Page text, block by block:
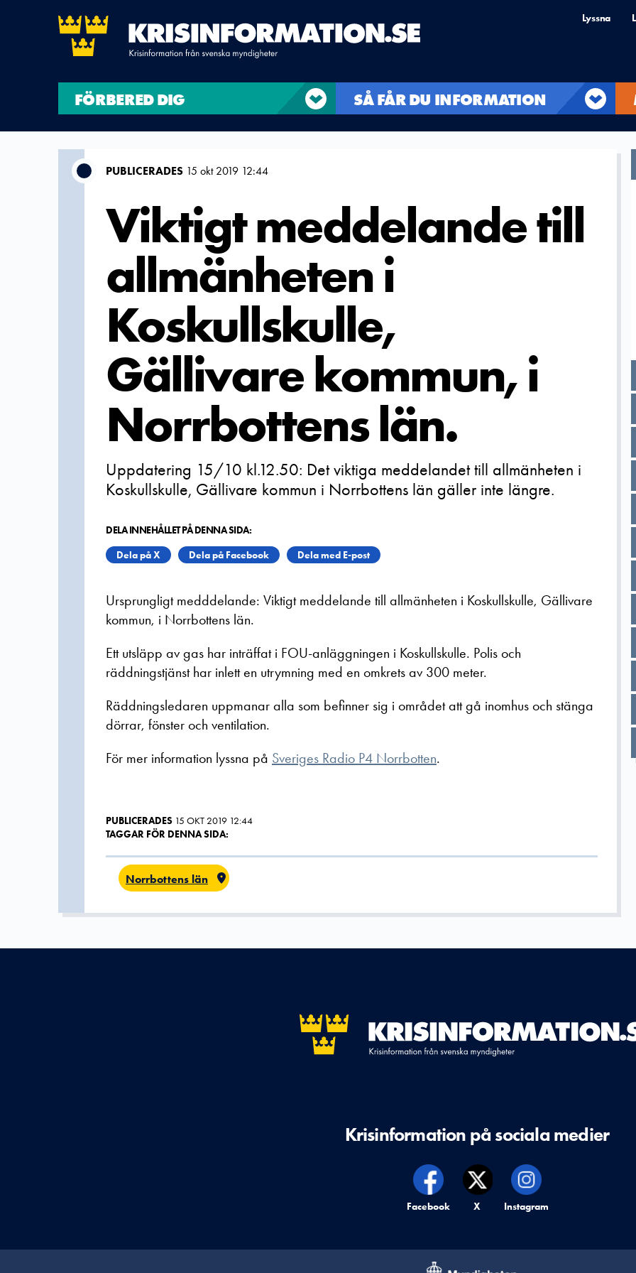
Lyssna
FÖRBERED DIG SÅ FÅR DU INFORMATION
PUBLICERADES 15 okt 2019 12:44
Viktigt meddelande till
allmänheten i
Koskullskulle,
Gällivare kommun, i
Norrbottens län.
Uppdatering 15/10 kl.12.50: Det viktiga meddelandet till allmänheten i
Koskullskulle, Gällivare kommun i Norrbottens län gäller inte längre.
DELA INNEHÅLLET PÅ DENNA SIDA:
Dela på X
Dela på Facebook Dela med E-post
Ursprungligt medddelande: Viktigt meddelande till allmänheten i Koskullskulle, Gällivare
kommun, i Norrbottens län.
Ett utsläpp av gas har inträffat i FOU-anläggningen i Koskullskulle. Polis och
räddningstjänst har inlett en utrymning med en omkrets av 300 meter.
Räddningsledaren uppmanar alla som befinner sig i området att gå inomhus och stänga
dörrar, fönster och ventilation.
För mer information lyssna på Sveriges Radio P4 Norrbotten.
PUBLICERADES 15 OKT 2019 12:44
TAGGAR FÖR DENNA SIDA:
Norrbottens län
Krisinformation på sociala medier
Krisinformation på,
Facebook Krisinformation på,
X Krisinformation på,
Instagram